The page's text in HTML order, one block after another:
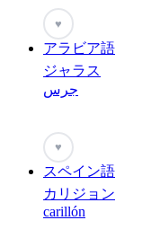
♥
アラビア語
ジャラス
جرس
♥
スペイン語
カリジョン
carillón